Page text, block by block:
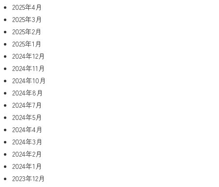
2025年4月
2025年3月
2025年2月
2025年1月
2024年12月
2024年11月
2024年10月
2024年8月
2024年7月
2024年5月
2024年4月
2024年3月
2024年2月
2024年1月
2023年12月